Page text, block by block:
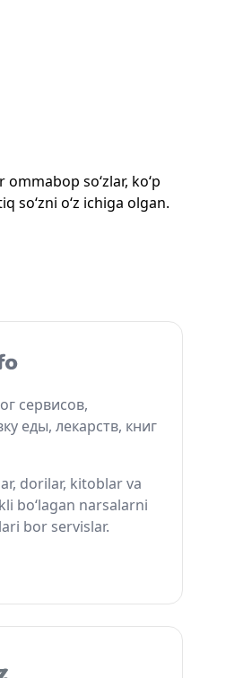
so‘zlar, ko‘p
so‘zni o‘z ichiga olgan.
сервисов,
еды, лекарств, книг
dorilar, kitoblar va
bo‘lagan narsalarni
bor servislar.